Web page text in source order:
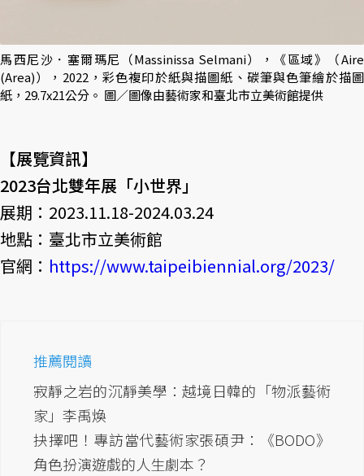
馬西尼沙．塞爾瑪尼（Massinissa Selmani），《區域》（Aire
(Area)），2022，彩色複印於紙與描圖紙、碳筆與色筆繪於描圖
紙，29.7x21公分。 圖／圖像由藝術家和臺北市立美術館提供
【展覽資訊】
2023台北雙年展「小世界」
展期：2023.11.18-2024.03.24
地點：臺北市立美術館
官網： https://www.taipeibiennial.org/2023/
推薦閱讀
寂靜之岩的沉靜美學：越境日韓的「物派藝術
家」李禹煥
抉擇吧！專訪當代藝術家張碩尹：《BODO》
角色扮演遊戲的人生劇本？